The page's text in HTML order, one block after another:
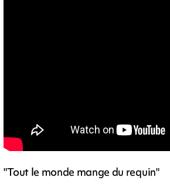
"Tout le monde mange du requin"